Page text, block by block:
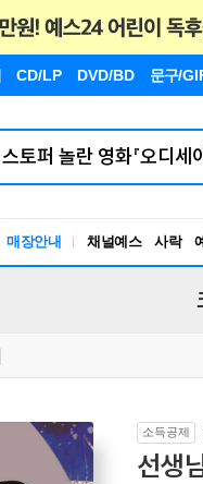
CD/LP DVD/BD 문구/
매장안내 채널예스 사락
소득공제
선생